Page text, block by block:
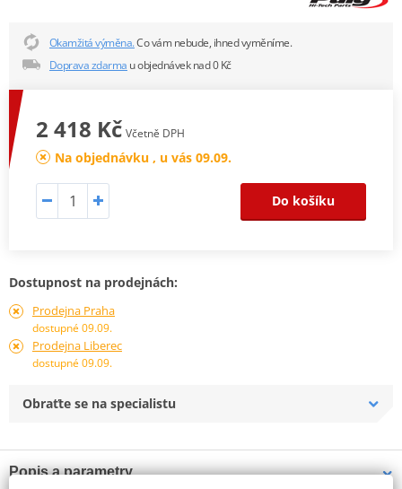
Okamžitá výměna.Co vám nebude, ihned vyměníme.
Doprava zdarma u objednávek nad 0 Kč
2 418 Kč Včetně DPH
Na objednávku , u vás 09.09.
Do košíku
Dostupnost na prodejnách:
Prodejna Praha
dostupné 09.09.
Prodejna Liberec
dostupné 09.09.
Obraťte se na specialistu
Popis a parametry